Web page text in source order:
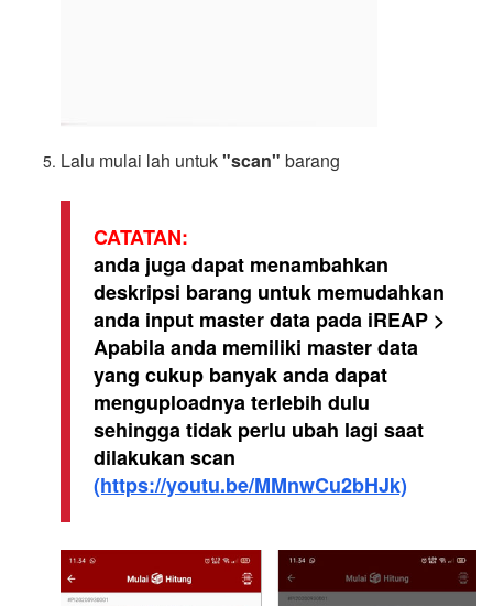
Lalu mulai lah untuk"scan" barang
CATATAN:
anda juga dapat menambahkan
deskripsi barang untuk memudahkan
anda input master data pada iREAP >
Apabila anda memiliki master data
yang cukup banyak anda dapat
menguploadnya terlebih dulu
sehingga tidak perlu ubah lagi saat
dilakukan scan
(https://youtu.be/MMnwCu2bHJk)